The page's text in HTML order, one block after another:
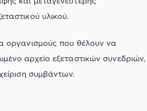
υλικού.
οργανισμούς που θέλουν να
αρχείο εξεταστικών συνεδριών,
συμβάντων.